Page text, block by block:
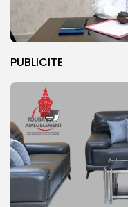
PUBLICITE